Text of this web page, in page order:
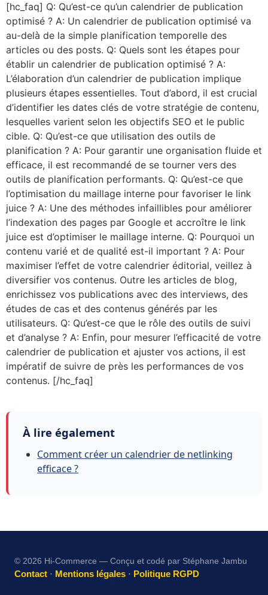
[hc_faq] Q: Qu’est-ce qu’un calendrier de publication
optimisé ? A: Un calendrier de publication optimisé va
au-delà de la simple planification temporelle des
articles ou des posts. Q: Quels sont les étapes pour
établir un calendrier de publication optimisé ? A:
L’élaboration d’un calendrier de publication implique
plusieurs étapes essentielles. Tout d’abord, il est crucial
d’identifier les dates clés de votre stratégie de contenu,
lesquelles varient selon les objectifs SEO et le public
cible. Q: Qu’est-ce que utilisation des outils de
planification ? A: Pour garantir une organisation fluide et
efficace, il est recommandé de se tourner vers des
outils de planification performants. Q: Qu’est-ce que
l’optimisation du maillage interne pour favoriser le link
juice ? A: Une des méthodes infaillibles pour améliorer
l’indexation des pages par Google et accroître le link
juice est d’optimiser le maillage interne. Q: Pourquoi un
contenu varié et de qualité est-il important ? A: Pour
maximiser l’effet de votre calendrier éditorial, veillez à
diversifier vos contenus. Outre les articles de blog,
enrichissez vos publications avec des interviews, des
études de cas et des contenus générés par les
utilisateurs. Q: Qu’est-ce que le rôle des outils de suivi
et d’analyse ? A: Enfin, pour mesurer l’efficacité de votre
calendrier de publication et ajuster vos actions, il est
impératif de suivre de près les performances de vos
contenus. [/hc_faq]
À lire également
Comment créer un calendrier de netlinking
efficace ?
© 2026 Hi-Commerce — Conçu et codé par Stéphane Jambu
Contact · Mentions légales · Politique RGPD